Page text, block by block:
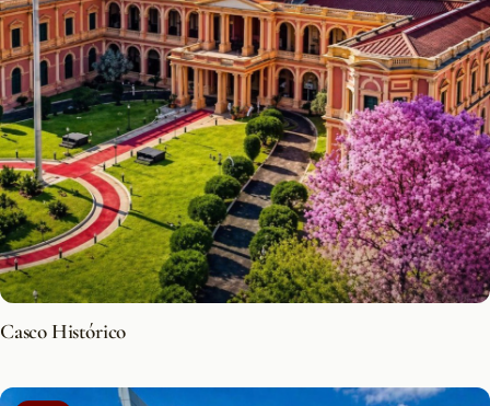
Casco Histórico